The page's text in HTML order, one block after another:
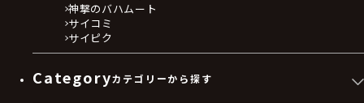
神撃のバハムート
サイコミ
サイピク
Categoryカテゴリーから探す